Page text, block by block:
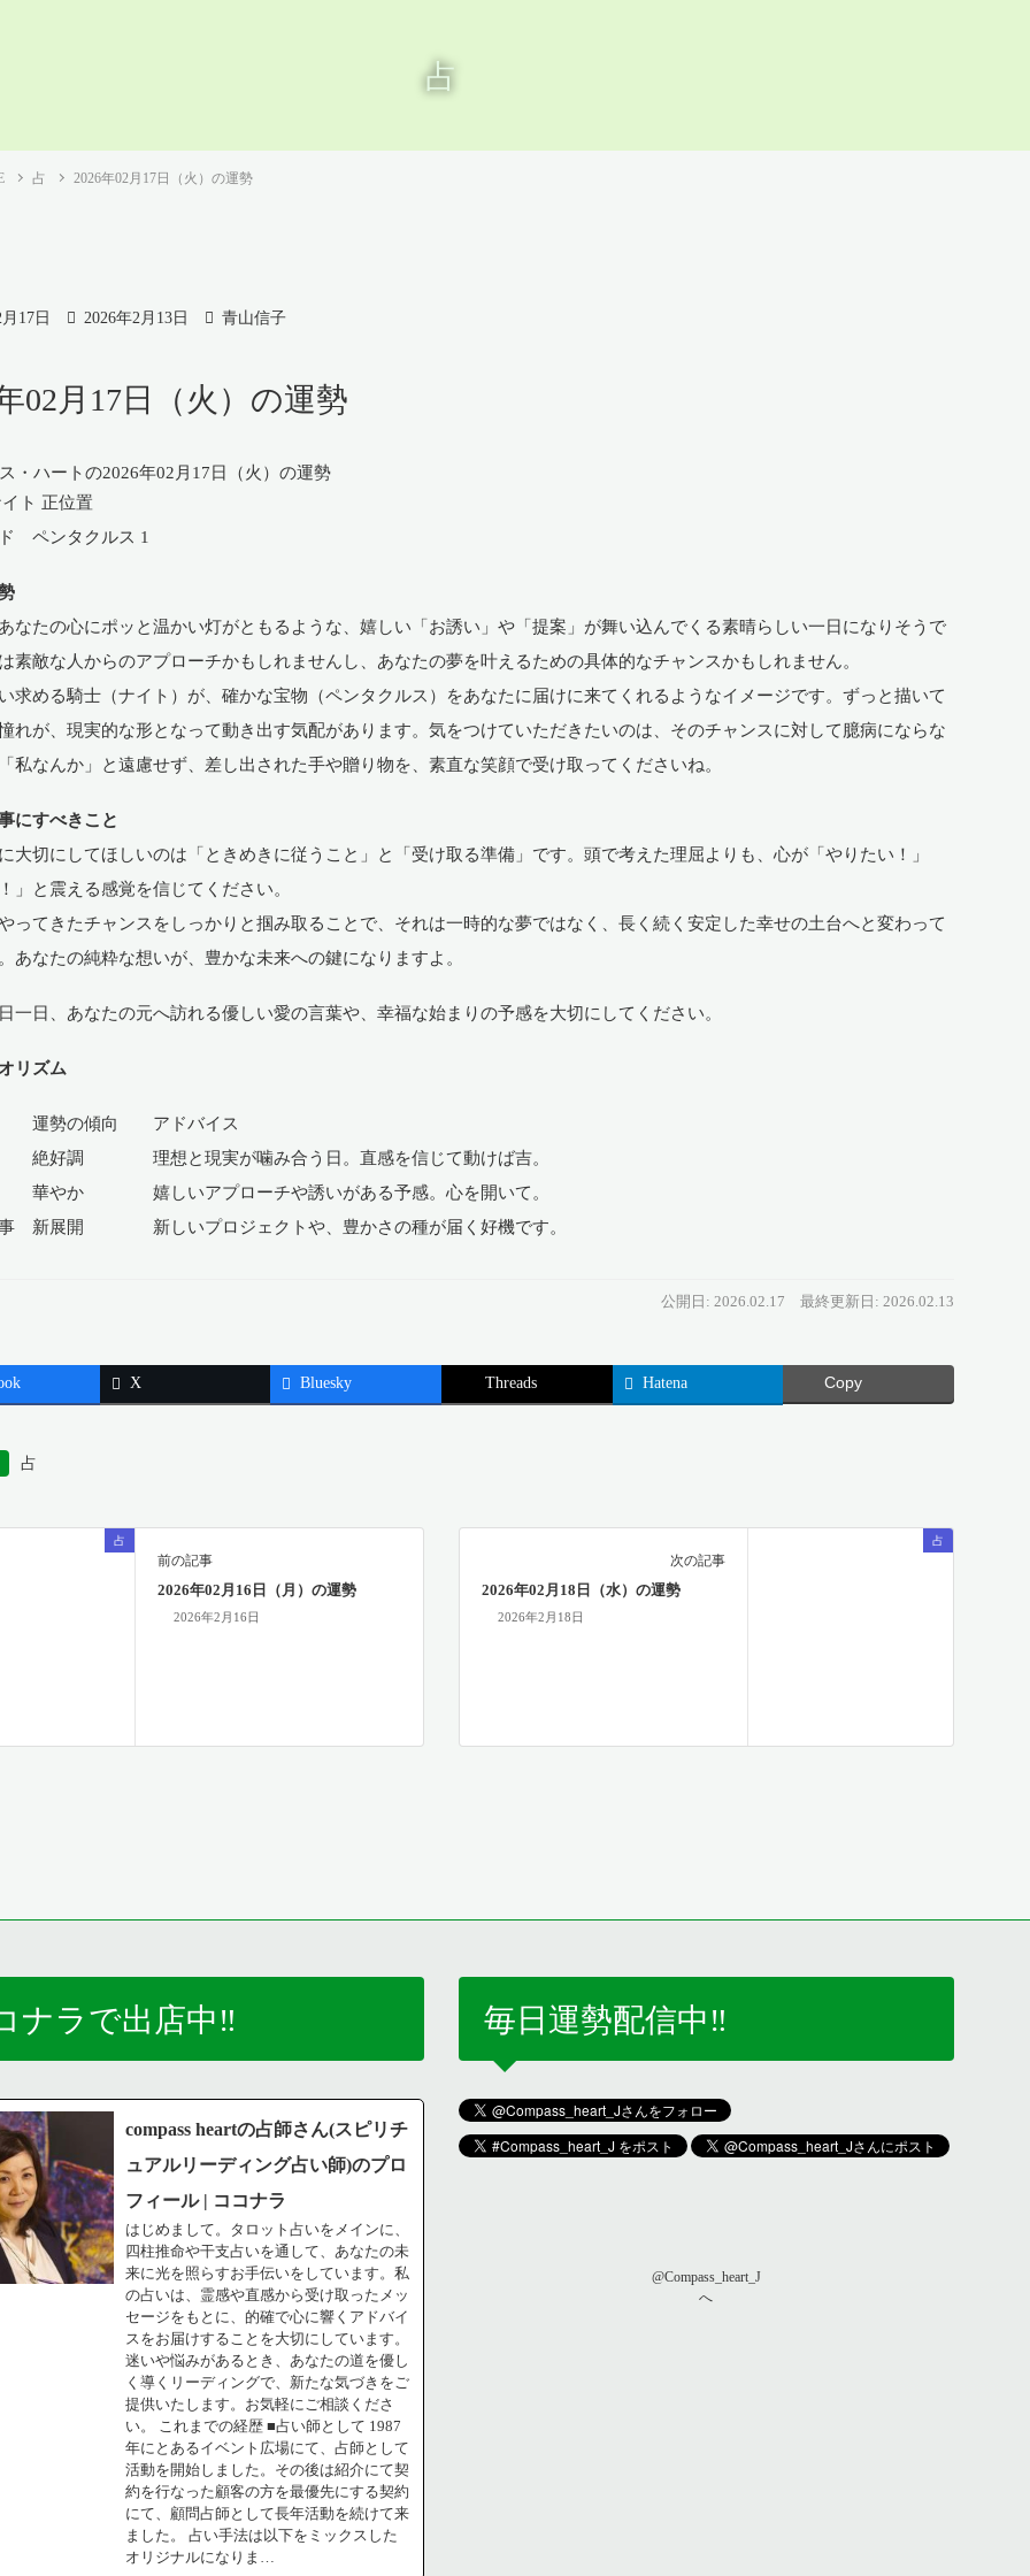
占
占 2026年02月17日（火）の運勢
17日 2026年2月13日 青山信子
02月17日（火）の運勢
ト 正位置
ペンタクルス 1
なたの心にポッと温かい灯がともるような、嬉しい「お誘い」や「提案」が舞い込んでくる素晴らしい一日になりそうで
素敵な人からのアプローチかもしれませんし、あなたの夢を叶えるための具体的なチャンスかもしれません。
求める騎士（ナイト）が、確かな宝物（ペンタクルス）をあなたに届けに来てくれるようなイメージです。ずっと描いて
れが、現実的な形となって動き出す気配があります。気をつけていただきたいのは、そのチャンスに対して臆病にならな
私なんか」と遠慮せず、差し出された手や贈り物を、素直な笑顔で受け取ってくださいね。
にすべきこと
大切にしてほしいのは「ときめきに従うこと」と「受け取る準備」です。頭で考えた理屈よりも、心が「やりたい！」
」と震える感覚を信じてください。
ってきたチャンスをしっかりと掴み取ることで、それは一時的な夢ではなく、長く続く安定した幸せの土台へと変わって
あなたの純粋な想いが、豊かな未来への鍵になりますよ。
一日、あなたの元へ訪れる優しい愛の言葉や、幸福な始まりの予感を大切にしてください。
リズム
勢の傾向 アドバイス
好調 理想と現実が噛み合う日。直感を信じて動けば吉。
やか 嬉しいアプローチや誘いがある予感。心を開いて。
事 新展開 新しいプロジェクトや、豊かさの種が届く好機です。
公開日: 2026.02.17 最終更新日: 2026.02.13
X Bluesky Threads Hatena Copy
占
占
前の記事
2026年02月16日（月）の運勢
2026年2月16日
占
次の記事
2026年02月18日（水）の運勢
2026年2月18日
ナラで出店中‼️
compass heartの占師さん(スピリチ
ュアルリーディング占い師)のプロ
フィール | ココナラ
はじめまして。タロット占いをメインに、
四柱推命や干支占いを通して、あなたの未
来に光を照らすお手伝いをしています。私
の占いは、霊感や直感から受け取ったメッ
セージをもとに、的確で心に響くアドバイ
スをお届けすることを大切にしています。
迷いや悩みがあるとき、あなたの道を優し
く導くリーディングで、新たな気づきをご
提供いたします。お気軽にご相談くださ
い。 これまでの経歴 ■占い師として 1987
年にとあるイベント広場にて、占師として
活動を開始しました。その後は紹介にて契
約を行なった顧客の方を最優先にする契約
にて、顧問占師として長年活動を続けて来
ました。 占い手法は以下をミックスした
オリジナルになりま…
毎日運勢配信中‼️
@Compass_heart_J
へ